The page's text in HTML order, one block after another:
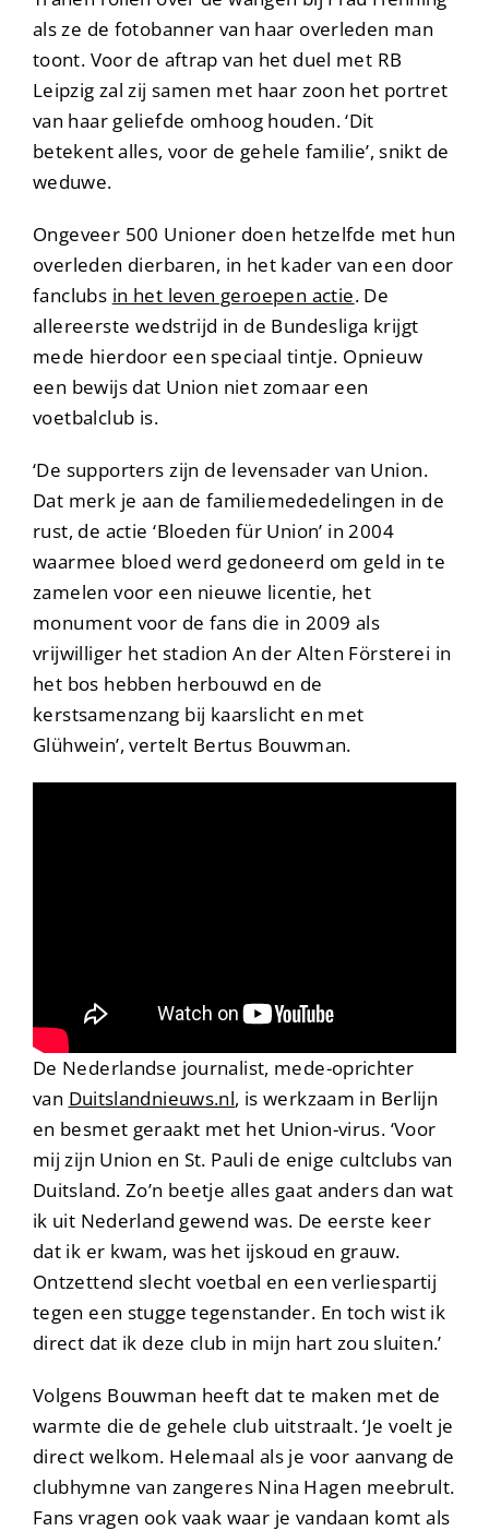
als ze de fotobanner van haar overleden man
toont. Voor de aftrap van het duel met RB
Leipzig zal zij samen met haar zoon het portret
van haar geliefde omhoog houden. ‘Dit
betekent alles, voor de gehele familie’, snikt de
weduwe.
Ongeveer 500 Unioner doen hetzelfde met hun
overleden dierbaren, in het kader van een door
fanclubs in het leven geroepen actie. De
allereerste wedstrijd in de Bundesliga krijgt
mede hierdoor een speciaal tintje. Opnieuw
een bewijs dat Union niet zomaar een
voetbalclub is.
‘De supporters zijn de levensader van Union.
Dat merk je aan de familiemededelingen in de
rust, de actie ‘Bloeden für Union’ in 2004
waarmee bloed werd gedoneerd om geld in te
zamelen voor een nieuwe licentie, het
monument voor de fans die in 2009 als
vrijwilliger het stadion An der Alten Försterei in
het bos hebben herbouwd en de
kerstsamenzang bij kaarslicht en met
Glühwein’, vertelt Bertus Bouwman.
De Nederlandse journalist, mede-oprichter
van Duitslandnieuws.nl, is werkzaam in Berlijn
en besmet geraakt met het Union-virus. ‘Voor
mij zijn Union en St. Pauli de enige cultclubs van
Duitsland. Zo’n beetje alles gaat anders dan wat
ik uit Nederland gewend was. De eerste keer
dat ik er kwam, was het ijskoud en grauw.
Ontzettend slecht voetbal en een verliespartij
tegen een stugge tegenstander. En toch wist ik
direct dat ik deze club in mijn hart zou sluiten.’
Volgens Bouwman heeft dat te maken met de
warmte die de gehele club uitstraalt. ‘Je voelt je
direct welkom. Helemaal als je voor aanvang de
clubhymne van zangeres Nina Hagen meebrult.
Fans vragen ook vaak waar je vandaan komt als